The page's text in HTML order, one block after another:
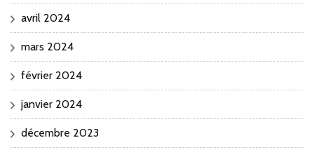
avril 2024
mars 2024
février 2024
janvier 2024
décembre 2023